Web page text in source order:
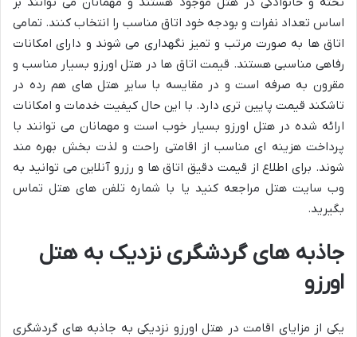
اساس تعداد نفرات و بودجه خود اتاق مناسب را انتخاب کنند. تمامی
اتاق ها به صورت مرتب و تمیز نگهداری می شوند و دارای امکانات
رفاهی مناسبی هستند. قیمت اتاق ها در هتل اورزو بسیار مناسب و
مقرون به صرفه است و در مقایسه با سایر هتل های هم رده در
تاشکند قیمت پایین تری دارد. با این حال کیفیت خدمات و امکانات
ارائه شده در هتل اورزو بسیار خوب است و مهمانان می توانند با
پرداخت هزینه ای مناسب از اقامتی راحت و لذت بخش بهره مند
شوند. برای اطلاع از قیمت دقیق اتاق ها و رزرو آنلاین می توانید به
وب سایت هتل مراجعه کنید یا با شماره تلفن های هتل تماس
بگیرید.
جاذبه های گردشگری نزدیک به هتل
اورزو
یکی از مزایای اقامت در هتل اورزو نزدیکی به جاذبه های گردشگری